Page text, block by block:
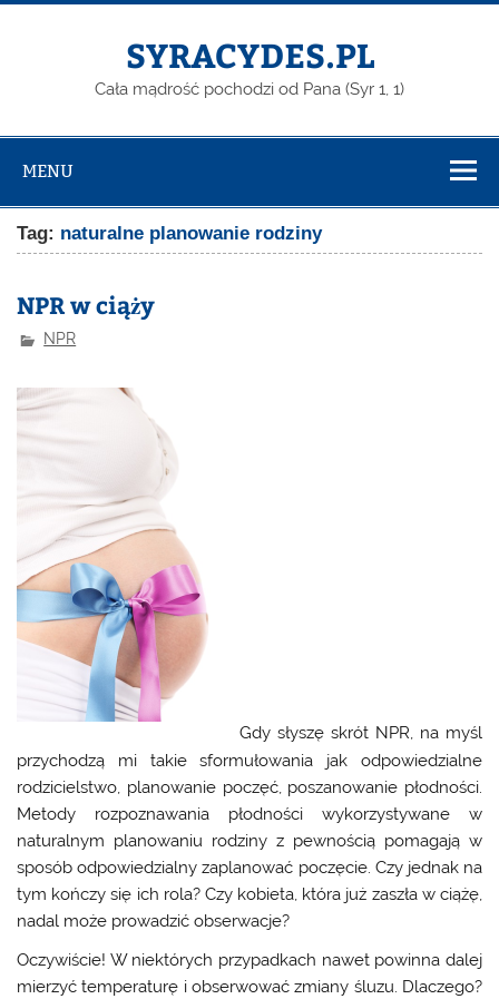
Skip
SYRACYDES.PL
Cała mądrość pochodzi od Pana (Syr 1, 1)
MENU
Tag: naturalne planowanie rodziny
NPR w ciąży
NPR
Gdy słyszę skrót NPR, na myśl
przychodzą mi takie sformułowania jak odpowiedzialne
rodzicielstwo, planowanie poczęć, poszanowanie płodności.
Metody rozpoznawania płodności wykorzystywane w
naturalnym planowaniu rodziny z pewnością pomagają w
sposób odpowiedzialny zaplanować poczęcie. Czy jednak na
tym kończy się ich rola? Czy kobieta, która już zaszła w ciążę,
nadal może prowadzić obserwacje?
Oczywiście! W niektórych przypadkach nawet powinna dalej
mierzyć temperaturę i obserwować zmiany śluzu. Dlaczego?